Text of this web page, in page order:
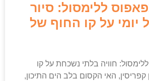
ללימסול: סיור
יומי על קו החוף של
חוויה בלתי נשכחת על קו
האי הקסום בלב הים התיכון,